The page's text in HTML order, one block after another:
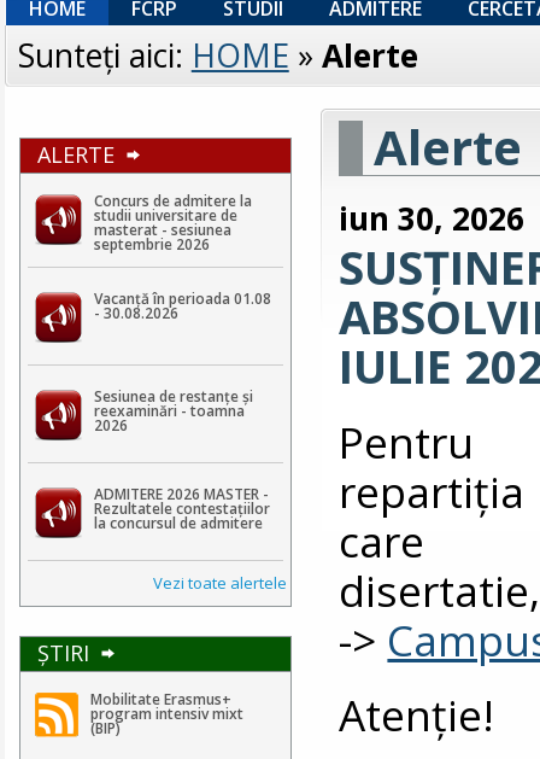
HOME FCRP STUDII ADMITERE
Sunteţi aici: HOME » Alerte
ALERTE
Concurs de admitere la
studii universitare de
masterat - sesiunea
septembrie 2026
Vacanță în perioada 01.08
- 30.08.2026
Sesiunea de restanțe și
reexaminări - toamna
2026
ADMITERE 2026 MASTER -
Rezultatele contestaţiilor
la concursul de admitere
Vezi toate alertele
ŞTIRI
Mobilitate Erasmus+
program intensiv mixt
(BIP)
Alerte
iun 30, 2026
IULIE
Pentru
repartiţia
care
->
Atenţie!